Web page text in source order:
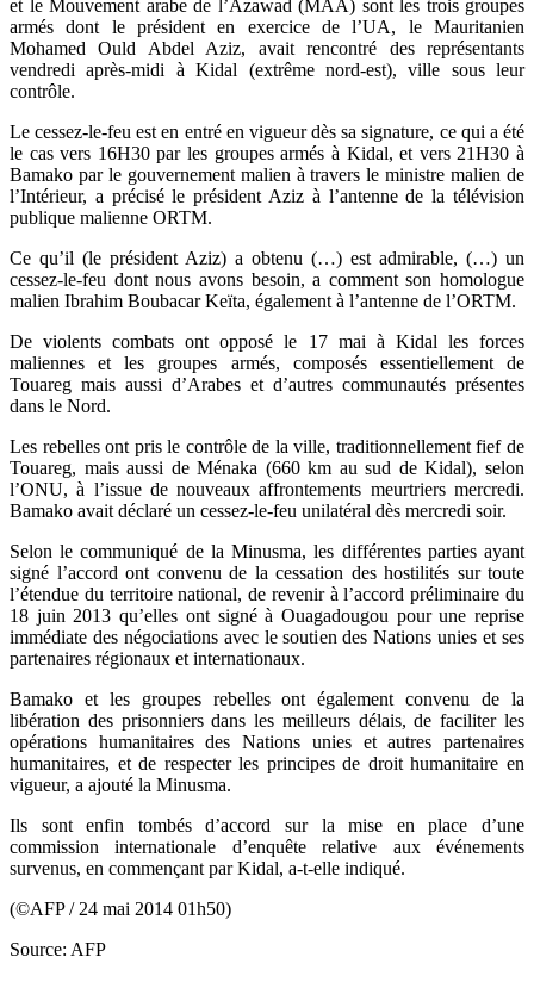
et le Mouvement arabe de l’Azawad (MAA) sont les trois groupes
armés dont le président en exercice de l’UA, le Mauritanien
Mohamed Ould Abdel Aziz, avait rencontré des représentants
vendredi après-midi à Kidal (extrême nord-est), ville sous leur
contrôle.
Le cessez-le-feu est en entré en vigueur dès sa signature, ce qui a été
le cas vers 16H30 par les groupes armés à Kidal, et vers 21H30 à
Bamako par le gouvernement malien à travers le ministre malien de
l’Intérieur, a précisé le président Aziz à l’antenne de la télévision
publique malienne ORTM.
Ce qu’il (le président Aziz) a obtenu (…) est admirable, (…) un
cessez-le-feu dont nous avons besoin, a comment son homologue
malien Ibrahim Boubacar Keïta, également à l’antenne de l’ORTM.
De violents combats ont opposé le 17 mai à Kidal les forces
maliennes et les groupes armés, composés essentiellement de
Touareg mais aussi d’Arabes et d’autres communautés présentes
dans le Nord.
Les rebelles ont pris le contrôle de la ville, traditionnellement fief de
Touareg, mais aussi de Ménaka (660 km au sud de Kidal), selon
l’ONU, à l’issue de nouveaux affrontements meurtriers mercredi.
Bamako avait déclaré un cessez-le-feu unilatéral dès mercredi soir.
Selon le communiqué de la Minusma, les différentes parties ayant
signé l’accord ont convenu de la cessation des hostilités sur toute
l’étendue du territoire national, de revenir à l’accord préliminaire du
18 juin 2013 qu’elles ont signé à Ouagadougou pour une reprise
immédiate des négociations avec le soutien des Nations unies et ses
partenaires régionaux et internationaux.
Bamako et les groupes rebelles ont également convenu de la
libération des prisonniers dans les meilleurs délais, de faciliter les
opérations humanitaires des Nations unies et autres partenaires
humanitaires, et de respecter les principes de droit humanitaire en
vigueur, a ajouté la Minusma.
Ils sont enfin tombés d’accord sur la mise en place d’une
commission internationale d’enquête relative aux événements
survenus, en commençant par Kidal, a-t-elle indiqué.
(©AFP / 24 mai 2014 01h50)
Source: AFP